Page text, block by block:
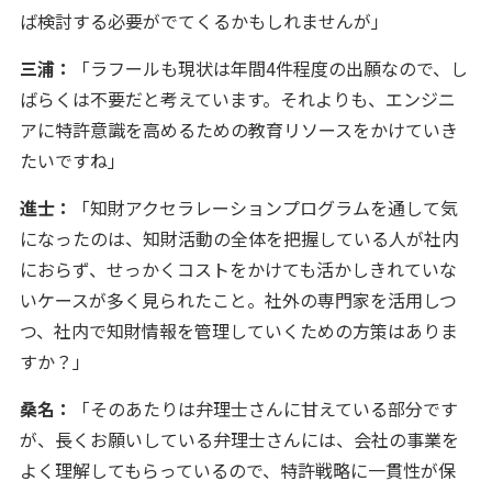
ば検討する必要がでてくるかもしれませんが」
三浦：
「ラフールも現状は年間4件程度の出願なので、し
ばらくは不要だと考えています。それよりも、エンジニ
アに特許意識を高めるための教育リソースをかけていき
たいですね」
進士：
「知財アクセラレーションプログラムを通して気
になったのは、知財活動の全体を把握している人が社内
におらず、せっかくコストをかけても活かしきれていな
いケースが多く見られたこと。社外の専門家を活用しつ
つ、社内で知財情報を管理していくための方策はありま
すか？」
桑名：
「そのあたりは弁理士さんに甘えている部分です
が、長くお願いしている弁理士さんには、会社の事業を
よく理解してもらっているので、特許戦略に一貫性が保